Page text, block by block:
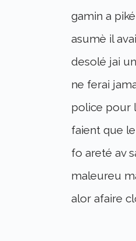
gamin a
asumè il
desolé jai
ne ferai
police pour
faient que
fo areté av
maleureu
alor afaire